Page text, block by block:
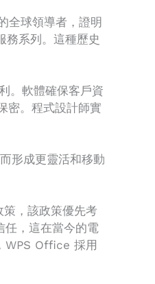
全球領導者，證明
系列。這種歷史
。軟體確保客戶資
密。程式設計師實
形成更靈活和移動
，該政策優先考
任，這在當今的電
WPS Office 採用